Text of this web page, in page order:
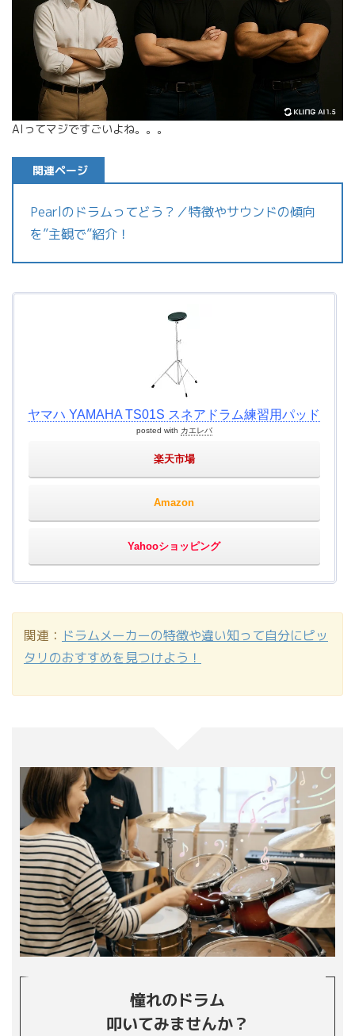
AIってマジですごいよね。。。
関連ページ
Pearlのドラムってどう？／特徴やサウンドの傾向
を”主観で”紹介！
ヤマハ YAMAHA TS01S スネアドラム練習用パッド
posted with カエレバ
楽天市場
Amazon
Yahooショッピング
関連： ドラムメーカーの特徴や違い知って自分にピッ
タリのおすすめを見つけよう！
憧れのドラム
叩いてみませんか？